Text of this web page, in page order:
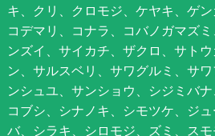
キ、クリ、クロモジ、ケヤキ、ゲン
コデマリ、コナラ、コバノガマズ
ンズイ、サイカチ、ザクロ、サト
ン、サルスベリ、サワグルミ、サ
ンシュユ、サンショウ、シジミバ
コブシ、シナノキ、シモツケ、ジ
バ、シラキ、シロモジ、ズミ、スモ